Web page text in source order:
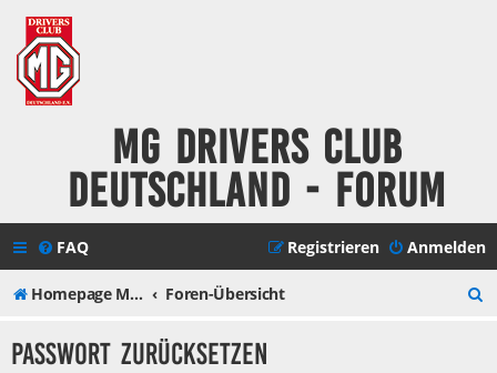
MG Drivers Club
Deutschland - Forum
FAQ Anmelden
Registrieren
Homepage MG Drivers Club Deutschland Foren-Übersicht
Passwort zurücksetzen